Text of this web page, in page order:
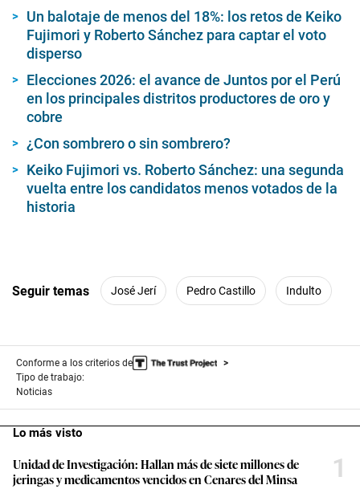
Un balotaje de menos del 18%: los retos de Keiko
Fujimori y Roberto Sánchez para captar el voto
disperso
Elecciones 2026: el avance de Juntos por el Perú
en los principales distritos productores de oro y
cobre
¿Con sombrero o sin sombrero?
Keiko Fujimori vs. Roberto Sánchez: una segunda
vuelta entre los candidatos menos votados de la
historia
Seguir temas José Jerí Pedro Castillo Indulto
Conforme a los criterios de
Tipo de trabajo:
Noticias
Lo más visto
Unidad de Investigación: Hallan más de siete millones de
jeringas y medicamentos vencidos en Cenares del Minsa
1